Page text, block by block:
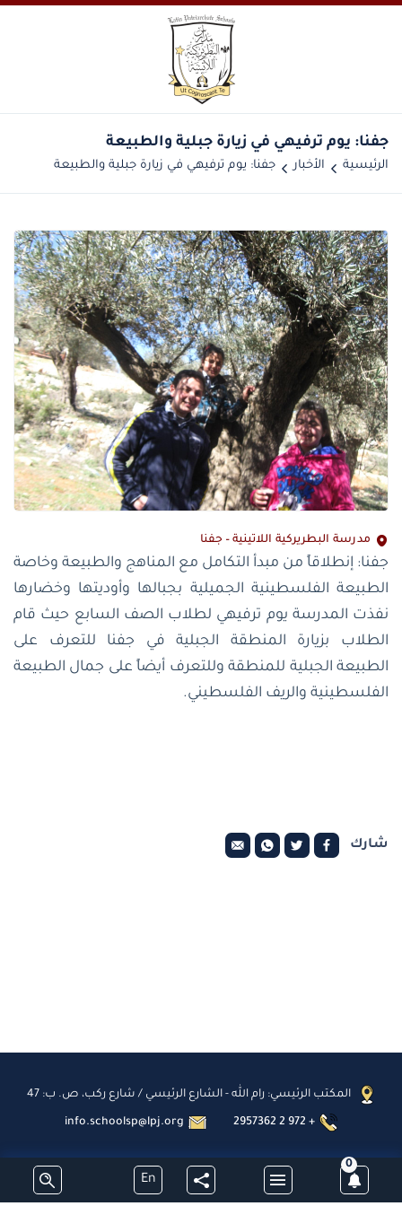
0
En
جفنا: يوم ترفيهي في زيارة جبلية والطبيعة
الرئيسية الأخبار جفنا: يوم ترفيهي في زيارة جبلية والطبيعة
مدرسة البطريركية اللاتينية – جفنا
جفنا: إنطلاقاً من مبدأ التكامل مع المناهج والطبيعة وخاصة
الطبيعة الفلسطينية الجميلية بجبالها وأوديتها وخضارها
نفذت المدرسة يوم ترفيهي لطلاب الصف السابع حيث قام
الطلاب بزيارة المنطقة الجبلية في جفنا للتعرف على
الطبيعة الجبلية للمنطقة وللتعرف أيضاً على جمال الطبيعة
الفلسطينية والريف الفلسطيني.
شارك
المكتب الرئيسي: رام الله - الشارع الرئيسي / شارع ركب، ص. ب: 47
2957362 2 972 +
info.schoolsp@lpj.org